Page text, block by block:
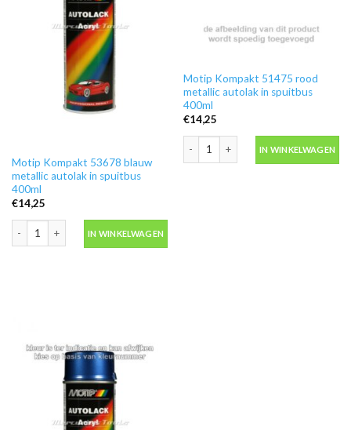
Motip Kompakt 53678 blauw
metallic autolak in spuitbus
400ml
€14,25
Motip Kompakt 53678 blauw metallic autolak in spuitbus 400ml aantal
IN WINKELWAGEN
Motip Kompakt 51475 rood
metallic autolak in spuitbus
400ml
€14,25
Motip Kompakt 51475 rood metallic
IN WINKELWAGEN